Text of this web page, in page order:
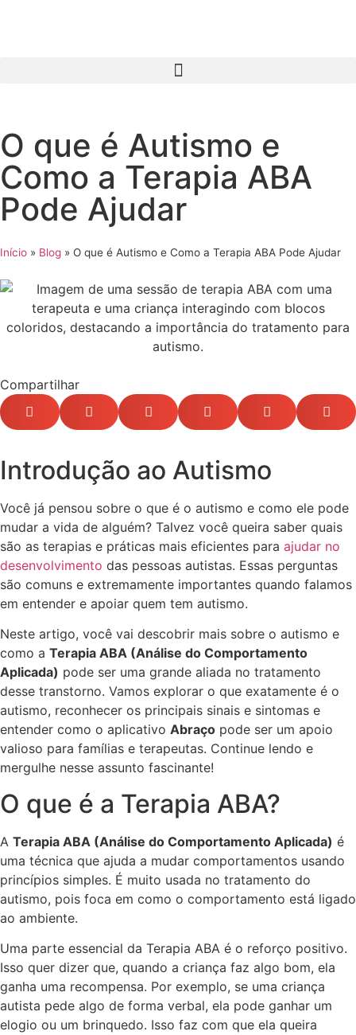
O que é Autismo e
Como a Terapia ABA
Pode Ajudar
Início » Blog » O que é Autismo e Como a Terapia ABA Pode Ajudar
Compartilhar
Introdução ao Autismo
Você já pensou sobre o que é o autismo e como ele pode
mudar a vida de alguém? Talvez você queira saber quais
são as terapias e práticas mais eficientes para ajudar no
desenvolvimento das pessoas autistas. Essas perguntas
são comuns e extremamente importantes quando falamos
em entender e apoiar quem tem autismo.
Neste artigo, você vai descobrir mais sobre o autismo e
como a Terapia ABA (Análise do Comportamento
Aplicada) pode ser uma grande aliada no tratamento
desse transtorno. Vamos explorar o que exatamente é o
autismo, reconhecer os principais sinais e sintomas e
entender como o aplicativo Abraço pode ser um apoio
valioso para famílias e terapeutas. Continue lendo e
mergulhe nesse assunto fascinante!
O que é a Terapia ABA?
A Terapia ABA (Análise do Comportamento Aplicada) é
uma técnica que ajuda a mudar comportamentos usando
princípios simples. É muito usada no tratamento do
autismo, pois foca em como o comportamento está ligado
ao ambiente.
Uma parte essencial da Terapia ABA é o reforço positivo.
Isso quer dizer que, quando a criança faz algo bom, ela
ganha uma recompensa. Por exemplo, se uma criança
autista pede algo de forma verbal, ela pode ganhar um
elogio ou um brinquedo. Isso faz com que ela queira